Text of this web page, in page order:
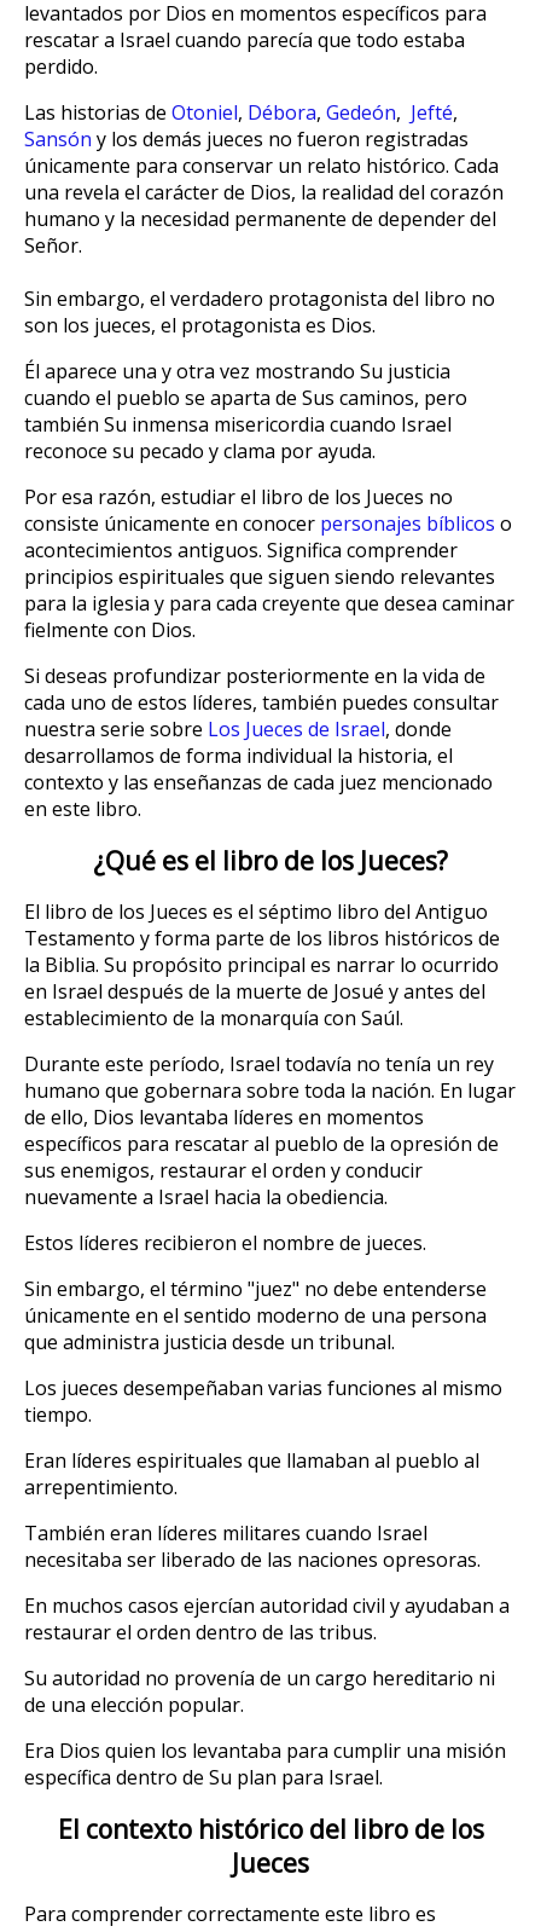
levantados por Dios en momentos específicos para
rescatar a Israel cuando parecía que todo estaba
perdido.
Las historias de Otoniel, Débora, Gedeón, Jefté,
Sansón y los demás jueces no fueron registradas
únicamente para conservar un relato histórico. Cada
una revela el carácter de Dios, la realidad del corazón
humano y la necesidad permanente de depender del
Señor.
Sin embargo, el verdadero protagonista del libro no
son los jueces, el protagonista es Dios.
Él aparece una y otra vez mostrando Su justicia
cuando el pueblo se aparta de Sus caminos, pero
también Su inmensa misericordia cuando Israel
reconoce su pecado y clama por ayuda.
Por esa razón, estudiar el libro de los Jueces no
consiste únicamente en conocer personajes bíblicos o
acontecimientos antiguos. Significa comprender
principios espirituales que siguen siendo relevantes
para la iglesia y para cada creyente que desea caminar
fielmente con Dios.
Si deseas profundizar posteriormente en la vida de
cada uno de estos líderes, también puedes consultar
nuestra serie sobre Los Jueces de Israel, donde
desarrollamos de forma individual la historia, el
contexto y las enseñanzas de cada juez mencionado
en este libro.
¿Qué es el libro de los Jueces?
El libro de los Jueces es el séptimo libro del Antiguo
Testamento y forma parte de los libros históricos de
la Biblia. Su propósito principal es narrar lo ocurrido
en Israel después de la muerte de Josué y antes del
establecimiento de la monarquía con Saúl.
Durante este período, Israel todavía no tenía un rey
humano que gobernara sobre toda la nación. En lugar
de ello, Dios levantaba líderes en momentos
específicos para rescatar al pueblo de la opresión de
sus enemigos, restaurar el orden y conducir
nuevamente a Israel hacia la obediencia.
Estos líderes recibieron el nombre de jueces.
Sin embargo, el término "juez" no debe entenderse
únicamente en el sentido moderno de una persona
que administra justicia desde un tribunal.
Los jueces desempeñaban varias funciones al mismo
tiempo.
Eran líderes espirituales que llamaban al pueblo al
arrepentimiento.
También eran líderes militares cuando Israel
necesitaba ser liberado de las naciones opresoras.
En muchos casos ejercían autoridad civil y ayudaban a
restaurar el orden dentro de las tribus.
Su autoridad no provenía de un cargo hereditario ni
de una elección popular.
Era Dios quien los levantaba para cumplir una misión
específica dentro de Su plan para Israel.
El contexto histórico del libro de los
Jueces
Para comprender correctamente este libro es